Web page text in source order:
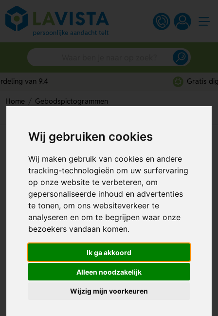
Wij gebruiken cookies
Wij maken gebruik van cookies en andere
tracking-technologieën om uw surfervaring
op onze website te verbeteren, om
gepersonaliseerde inhoud en advertenties
te tonen, om ons websiteverkeer te
analyseren en om te begrijpen waar onze
bezoekers vandaan komen.
Ik ga akkoord
Alleen noodzakelijk
Wijzig mijn voorkeuren
Home
Gebodspictogrammen
Veiligheidshelm En
Oogbescherming Verplicht
(Sticker)
Artikelnummer:113729